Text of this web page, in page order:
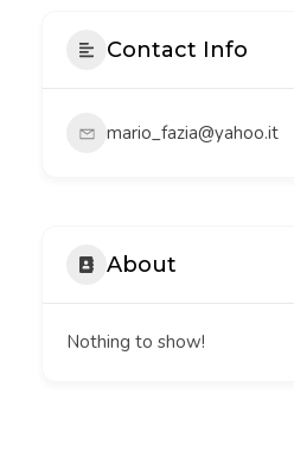
Contact Info
mario_fazia@yahoo.it
About
Nothing to show!